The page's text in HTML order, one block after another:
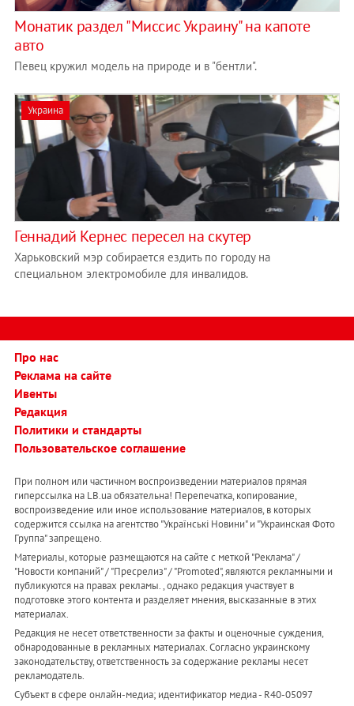
Монатик раздел "Миссис Украину" на капоте
авто
Певец кружил модель на природе и в "бентли".
Украина
Геннадий Кернес пересел на скутер
Харьковский мэр собирается ездить по городу на
специальном электромобиле для инвалидов.
Про нас
Реклама на сайте
Ивенты
Редакция
Политики и стандарты
Пользовательское соглашение
При полном или частичном воспроизведении материалов прямая
гиперссылка на LB.ua обязательна! Перепечатка, копирование,
воспроизведение или иное использование материалов, в которых
содержится ссылка на агентство "Українськi Новини" и "Украинская Фото
Группа" запрещено.
Материалы, которые размещаются на сайте с меткой "Реклама" /
"Новости компаний" / "Пресрелиз" / "Promoted", являются рекламными и
публикуются на правах рекламы. , однако редакция участвует в
подготовке этого контента и разделяет мнения, высказанные в этих
материалах.
Редакция не несет ответственности за факты и оценочные суждения,
обнародованные в рекламных материалах. Согласно украинскому
законодательству, ответственность за содержание рекламы несет
рекламодатель.
Субъект в сфере онлайн-медиа; идентификатор медиа - R40-05097